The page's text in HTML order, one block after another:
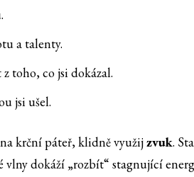
a talenty.
toho, co jsi dokázal.
jsi ušel.
krční páteř, klidně využijzvuk.
vlny dokáží „rozbít“ stagnující